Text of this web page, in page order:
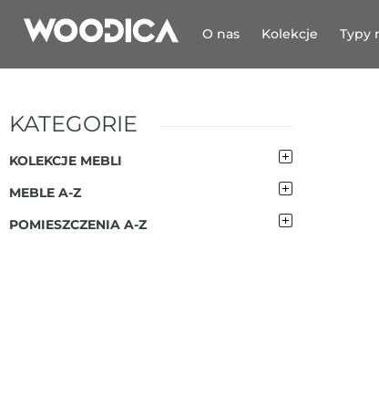
O nas Kolekcje Typy
KATEGORIE
KOLEKCJE MEBLI
MEBLE A-Z
POMIESZCZENIA A-Z